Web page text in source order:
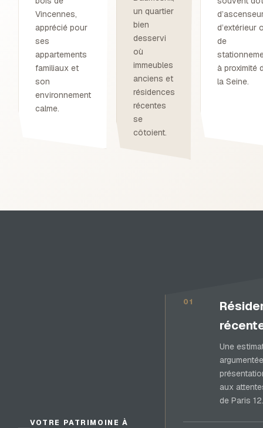
Vincennes,
apprécié pour
ses
appartements
familiaux et
son
environnement
calme.
un quartier
bien
desservi
où
immeubles
anciens et
résidences
récentes
se
côtoient.
d’extérieur
de
à proximité
la Seine.
VOTRE PATRIMOINE À
01
Une
aux
de Paris 12.